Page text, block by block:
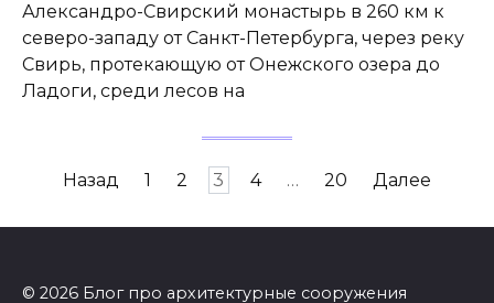
Александро-Свирский монастырь в 260 км к
северо-западу от Санкт-Петербурга, через реку
Свирь, протекающую от Онежского озера до
Ладоги, среди лесов на
Навигация
записям
Назад 1 2 3 4 … 20 Далее
© 2026 Блог про архитектурные сооружения